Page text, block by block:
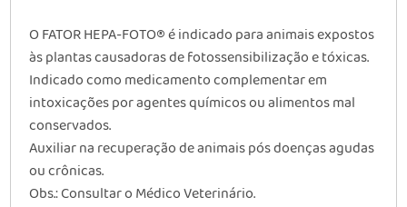
O FATOR HEPA-FOTO® é indicado para animais expostos
às plantas causadoras de fotossensibilização e tóxicas.
Indicado como medicamento complementar em
intoxicações por agentes químicos ou alimentos mal
conservados.
Auxiliar na recuperação de animais pós doenças agudas
ou crônicas.
Obs.: Consultar o Médico Veterinário.